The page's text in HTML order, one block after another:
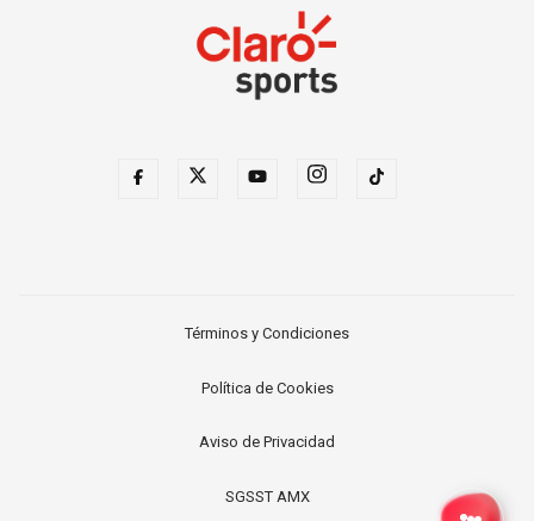
Términos y Condiciones
Política de Cookies
Aviso de Privacidad
SGSST AMX